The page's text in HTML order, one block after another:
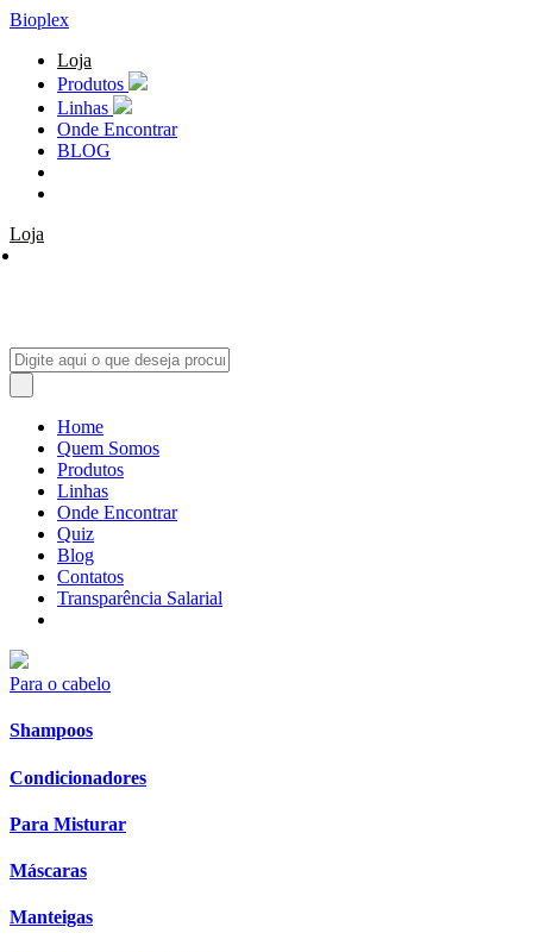
Bioplex
Loja
Produtos
Linhas
Onde Encontrar
BLOG
Loja
Home
Quem Somos
Produtos
Linhas
Onde Encontrar
Quiz
Blog
Contatos
Transparência Salarial
Para o cabelo
Shampoos
Condicionadores
Para Misturar
Máscaras
Manteigas